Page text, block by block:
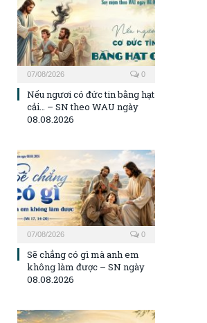
07/08/2026 0
Nếu ngươi có đức tin bằng hạt
cải… – SN theo WAU ngày
08.08.2026
07/08/2026 0
Sẽ chẳng có gì mà anh em
không làm được – SN ngày
08.08.2026